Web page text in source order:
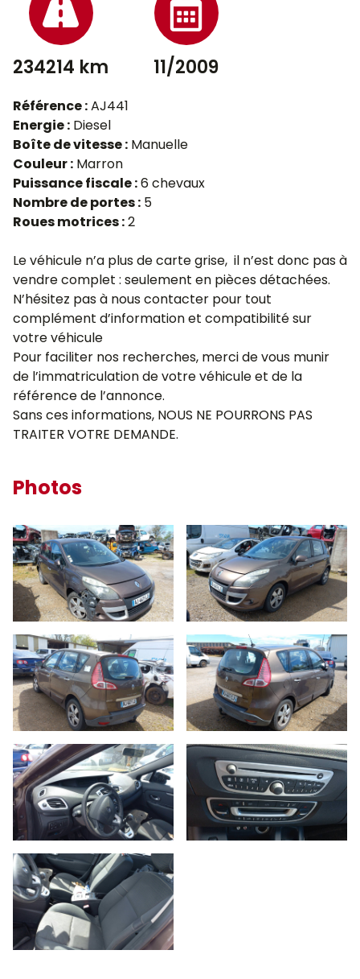
234214 km 11/2009
Référence :AJ441
Energie : Diesel
Boîte de vitesse : Manuelle
Couleur : Marron
Puissance fiscale :6 chevaux
Nombre de portes : 5
Roues motrices :2
Le véhicule n’a plus de carte grise, il n’est donc pas à
vendre complet : seulement en pièces détachées.
N’hésitez pas à nous contacter pour tout
complément d’information et compatibilité sur
votre véhicule
Pour faciliter nos recherches, merci de vous munir
de l’immatriculation de votre véhicule et de la
référence de l’annonce.
Sans ces informations, NOUS NE POURRONS PAS
TRAITER VOTRE DEMANDE.
Photos